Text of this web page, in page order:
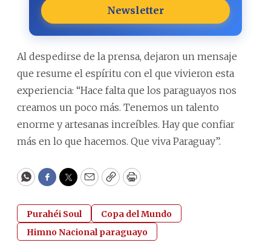
Newsletter
Al despedirse de la prensa, dejaron un mensaje
que resume el espíritu con el que vivieron esta
experiencia: “Hace falta que los paraguayos nos
creamos un poco más. Tenemos un talento
enorme y artesanas increíbles. Hay que confiar
más en lo que hacemos. Que viva Paraguay”.
WhatsApp
Facebook
Twitter
EmailCopyPrint
Purahéi Soul
Copa del Mundo
Himno Nacional paraguayo